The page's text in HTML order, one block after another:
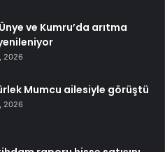
ve Kumru’da arıtma
2026
Mumcu ailesiyle görüştü
2026